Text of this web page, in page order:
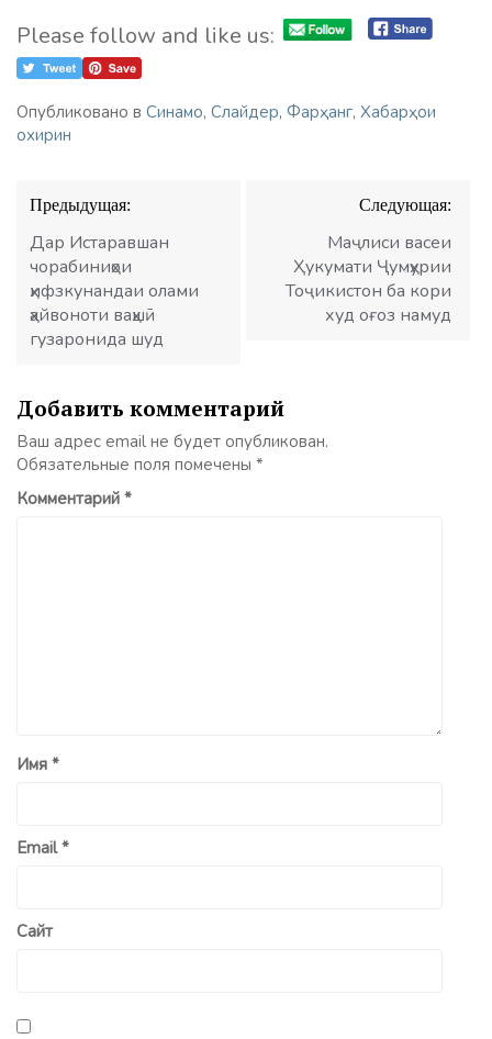
Please follow and like us:
Опубликовано в Синамо, Слайдер, Фарҳанг, Хабарҳои
охирин
Навигация
по
записям
Предыдущая:
Дар Истаравшан
чорабиниҳои
ҳифзкунандаи олами
ҳайвоноти ваҳшӣ
гузаронида шуд
Следующая:
Маҷлиси васеи
Ҳукумати Ҷумҳурии
Тоҷикистон ба кори
худ оғоз намуд
Добавить комментарий
Ваш адрес email не будет опубликован.
Обязательные поля помечены *
Комментарий *
Имя *
Email*
Сайт